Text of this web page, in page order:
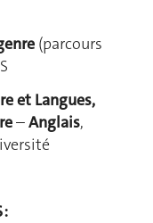
(parcours
et Langues,
–Anglais,
: